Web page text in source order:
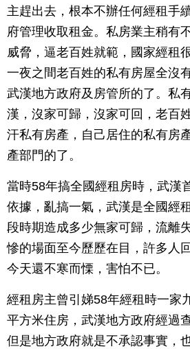
主趕出去，根本不辦任何經租手
府管理收取租金。私房業主稍有
威脅，逼老百姓就範，國家經租
一夜之間老百姓的私有房屋全沒
武漢地方政府及房管所的了。私
漢，沒家可歸，沒家可回，老百
汗私有房產，自己居住的私有房
產部門的了。
當時58年搞全國經租房時，武漢
依據，亂搞一氣，武漢是全國經
段時期造成多少無家可歸，流離
慘的場面至今歷歷在目，許多人
今天還不寒而慄，害怕不已。
經租房主曾引娣58年經租時一家
平方米住房，武漢地方政府經過
但是地方政府就是不承認事實，